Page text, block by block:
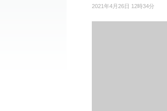
2021年4月26日 12時34分